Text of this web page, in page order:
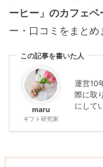
ーヒー」のカフェベ
ー・口コミをまとめ
この記事を書いた人
maru
ギフト研究家
運営10
際に取
にして